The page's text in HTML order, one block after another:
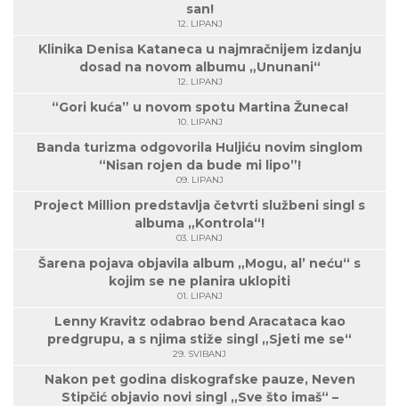
san!
12. LIPANJ
Klinika Denisa Kataneca u najmračnijem izdanju
dosad na novom albumu „Ununani“
12. LIPANJ
“Gori kuća” u novom spotu Martina Žuneca!
10. LIPANJ
Banda turizma odgovorila Huljiću novim singlom
“Nisan rojen da bude mi lipo”!
09. LIPANJ
Project Million predstavlja četvrti službeni singl s
albuma „Kontrola“!
03. LIPANJ
Šarena pojava objavila album „Mogu, al’ neću“ s
kojim se ne planira uklopiti
01. LIPANJ
Lenny Kravitz odabrao bend Aracataca kao
predgrupu, a s njima stiže singl „Sjeti me se“
29. SVIBANJ
Nakon pet godina diskografske pauze, Neven
Stipčić objavio novi singl „Sve što imaš“ –